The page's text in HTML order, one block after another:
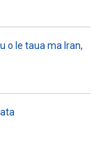
o le taua ma Iran,